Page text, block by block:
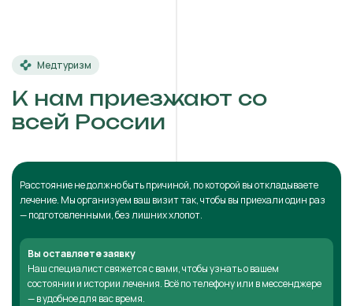
Медтуризм
К нам приезжают со
всей России
Расстояние не должно быть причиной, по которой вы откладываете
лечение. Мы организуем ваш визит так, чтобы вы приехали один раз
— подготовленными, без лишних хлопот.
Вы оставляете заявку
Наш специалист свяжется с вами, чтобы узнать о вашем
состоянии и истории лечения. Всё по телефону или в мессенджере
— в удобное для вас время.